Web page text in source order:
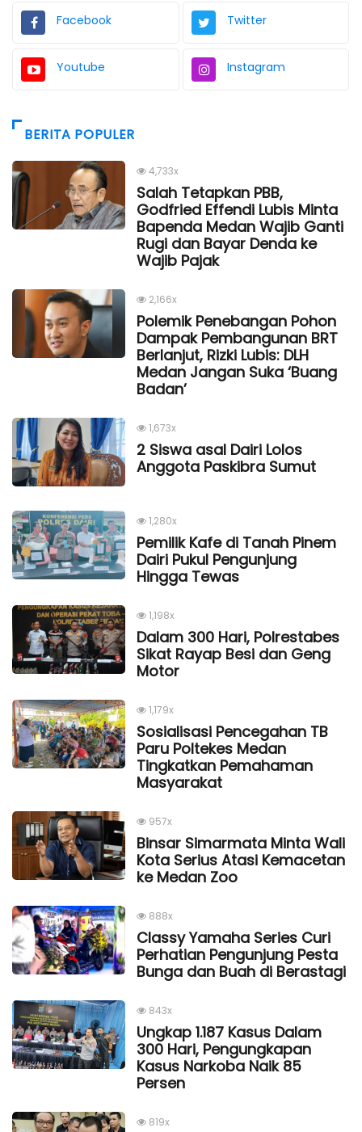
Facebook Twitter
Youtube Instagram
BERITA POPULER
4,733x
Salah Tetapkan PBB,
Godfried Effendi Lubis Minta
Bapenda Medan Wajib Ganti
Rugi dan Bayar Denda ke
Wajib Pajak
2,166x
Polemik Penebangan Pohon
Dampak Pembangunan BRT
Berlanjut, Rizki Lubis: DLH
Medan Jangan Suka ‘Buang
Badan’
1,673x
2 Siswa asal Dairi Lolos
Anggota Paskibra Sumut
1,280x
Pemilik Kafe di Tanah Pinem
Dairi Pukul Pengunjung
Hingga Tewas
1,198x
Dalam 300 Hari, Polrestabes
Sikat Rayap Besi dan Geng
Motor
1,179x
Sosialisasi Pencegahan TB
Paru Poltekes Medan
Tingkatkan Pemahaman
Masyarakat
957x
Binsar Simarmata Minta Wali
Kota Serius Atasi Kemacetan
ke Medan Zoo
888x
Classy Yamaha Series Curi
Perhatian Pengunjung Pesta
Bunga dan Buah di Berastagi
843x
Ungkap 1.187 Kasus Dalam
300 Hari, Pengungkapan
Kasus Narkoba Naik 85
Persen
819x